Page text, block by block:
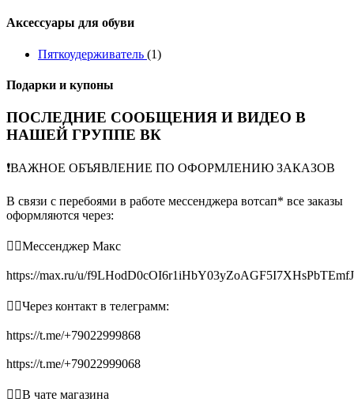
Аксессуары для обуви
Пяткоудерживатель (1)
Подарки и купоны
ПОСЛЕДНИЕ СООБЩЕНИЯ И ВИДЕО В
НАШЕЙ ГРУППЕ ВК
❗️ВАЖНОЕ ОБЪЯВЛЕНИЕ ПО ОФОРМЛЕНИЮ ЗАКАЗОВ
В связи с перебоями в работе мессенджера вотсап* все заказы
оформляются через:
👉🏻Мессенджер Макс
https://max.ru/u/
👉🏻Через контакт в телеграмм:
https://t.me/+79022999868
https://t.me/+79022999068
👉🏻В чате магазина